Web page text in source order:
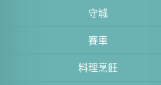
守城
賽車
料理烹飪